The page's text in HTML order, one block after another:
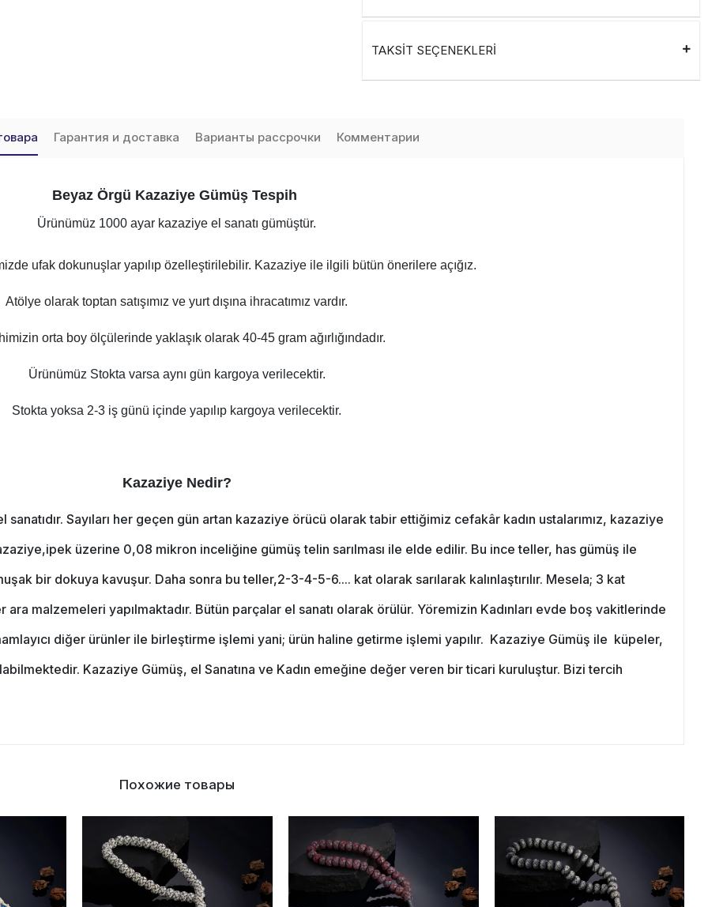
TAKSİT SEÇENEKLERİ
Гарантия и доставка Варианты рассрочки Комментарии
Beyaz Örgü Kazaziye Gümüş Tespih
Ürünümüz 1000 ayar kazaziye el sanatı gümüştür.
ufak dokunuşlar yapılıp özelleştirilebilir. Kazaziye ile ilgili bütün önerilere açığız.
Atölye olarak toptan satışımız ve yurt dışına ihracatımız vardır.
orta boy ölçülerinde yaklaşık olarak 40-45 gram ağırlığındadır.
Ürünümüz Stokta varsa aynı gün kargoya verilecektir.
Stokta yoksa 2-3 iş günü içinde yapılıp kargoya verilecektir.
Kazaziye Nedir?
Sayıları her geçen gün artan kazaziye örücü olarak tabir ettiğimiz cefakâr kadın ustalarımız, kazaziye
üzerine 0,08 mikron inceliğine gümüş telin sarılması ile elde edilir. Bu ince teller, has gümüş ile
bir dokuya kavuşur. Daha sonra bu teller,2-3-4-5-6.... kat olarak sarılarak kalınlaştırılır. Mesela; 3 kat
malzemeleri yapılmaktadır. Bütün parçalar el sanatı olarak örülür. Yöremizin Kadınları evde boş vakitlerinde
diğer ürünler ile birleştirme işlemi yani; ürün haline getirme işlemi yapılır. Kazaziye Gümüş ile küpeler,
Kazaziye Gümüş, el Sanatına ve Kadın emeğine değer veren bir ticari kuruluştur. Bizi tercih
Похожие товары